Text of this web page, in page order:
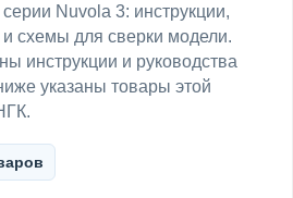
Nuvola 3: инструкции,
и схемы для сверки модели.
инструкции и руководства
указаны товары этой